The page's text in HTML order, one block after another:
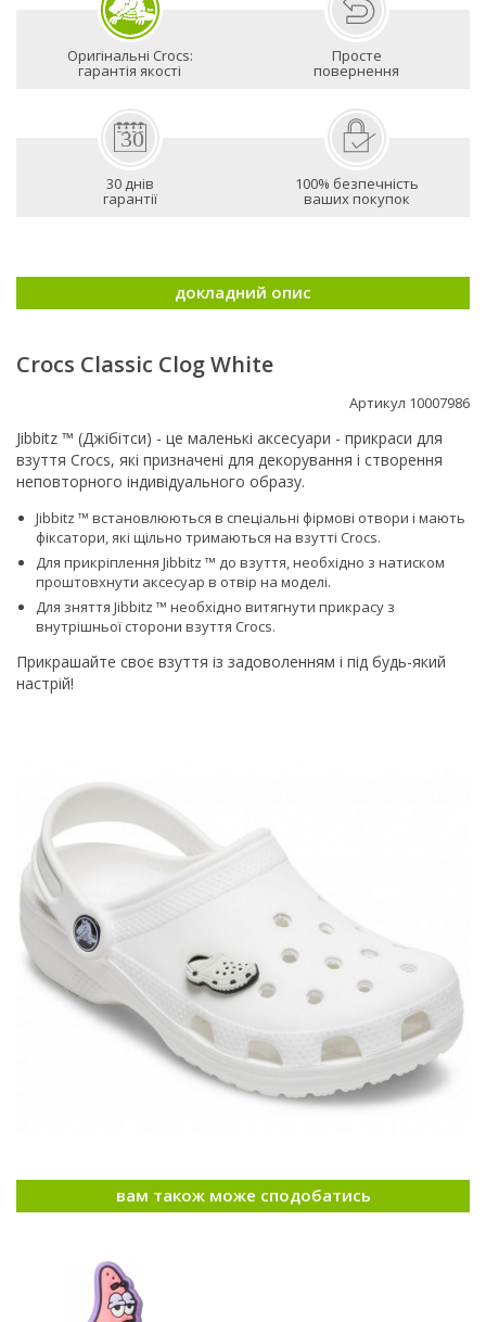
Оригінальні Crocs:
гарантія якості
Просте
повернення
30 днів
гарантії
100% безпечність
ваших покупок
докладний опис
Crocs Classic Clog White
Артикул 10007986
Jibbitz ™ (Джібітси) - це маленькі аксесуари - прикраси для
взуття Crocs, які призначені для декорування і створення
неповторного індивідуального образу.
Jibbitz ™ встановлюються в спеціальні фірмові отвори і мають
фіксатори, які щільно тримаються на взутті Сrocs.
Для прикріплення Jibbitz ™ до взуття, необхідно з натиском
проштовхнути аксесуар в отвір на моделі.
Для зняття Jibbitz ™ необхідно витягнути прикрасу з
внутрішньої сторони взуття Сrocs.
Прикрашайте своє взуття із задоволенням і під будь-який
настрій!
вам також може сподобатись